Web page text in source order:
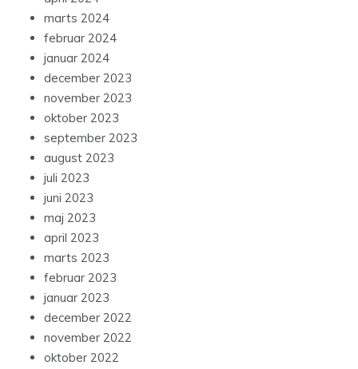
marts 2024
februar 2024
januar 2024
december 2023
november 2023
oktober 2023
september 2023
august 2023
juli 2023
juni 2023
maj 2023
april 2023
marts 2023
februar 2023
januar 2023
december 2022
november 2022
oktober 2022